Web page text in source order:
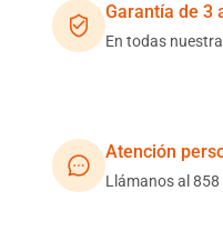
Garantía de 3
En todas
Atención
Llámanos al 858